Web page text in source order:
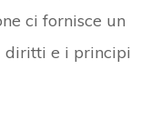
ci fornisce un
diritti e i principi